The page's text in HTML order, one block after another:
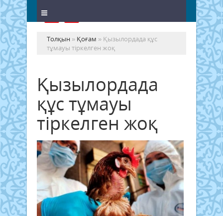
Толқын » Қоғам » Қызылордада құс
тұмауы тіркелген жоқ
Қызылордада
құс тұмауы
тіркелген жоқ